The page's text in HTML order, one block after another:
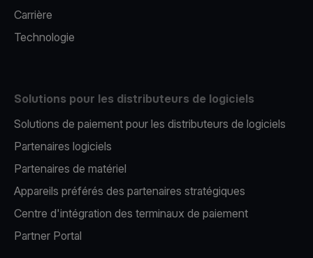
Carrière
Technologie
Solutions pour les distributeurs de logiciels
Solutions de paiement pour les distributeurs de logiciels
Partenaires logiciels
Partenaires de matériel
Appareils préférés des partenaires stratégiques
Centre d'intégration des terminaux de paiement
Partner Portal